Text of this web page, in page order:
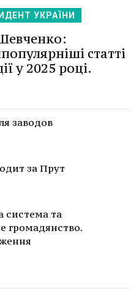
УКРАЇНИ
статті
у 2025 році.
заводов
за Прут
система та
громадянство.